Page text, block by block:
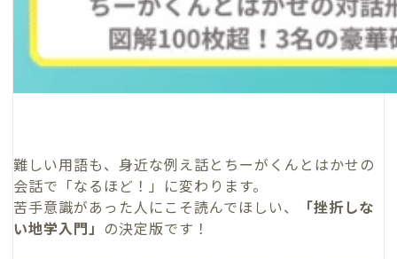
難しい用語も、身近な例え話とちーがくんとはかせの
会話で「なるほど！」に変わります。
苦手意識があった人にこそ読んでほしい、
「挫折しな
い地学入門」 の決定版です！